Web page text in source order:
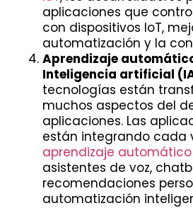
aplicaciones que
con dispositivos IoT,
automatización y la
Aprendizaje
Inteligencia artificial
tecnologías están
muchos aspectos del
aplicaciones. Las
están integrando cada
aprendizaje automático
asistentes de voz,
recomendaciones
automatización